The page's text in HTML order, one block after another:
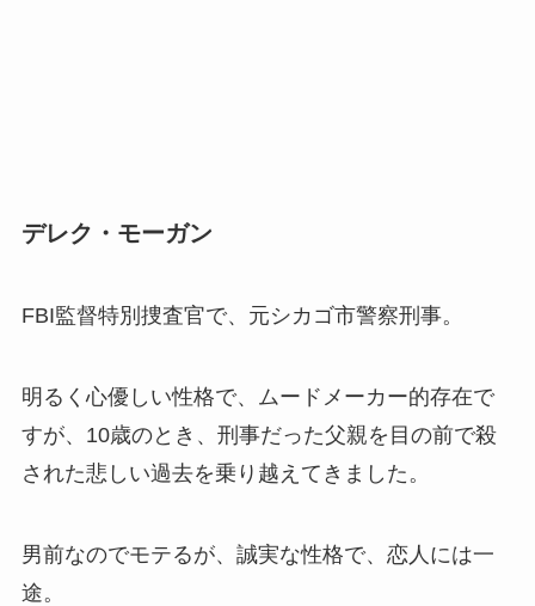
デレク・モーガン
FBI監督特別捜査官で、元シカゴ市警察刑事。
明るく心優しい性格で、ムードメーカー的存在で
すが、10歳のとき、刑事だった父親を目の前で殺
された悲しい過去を乗り越えてきました。
男前なのでモテるが、誠実な性格で、恋人には一
途。